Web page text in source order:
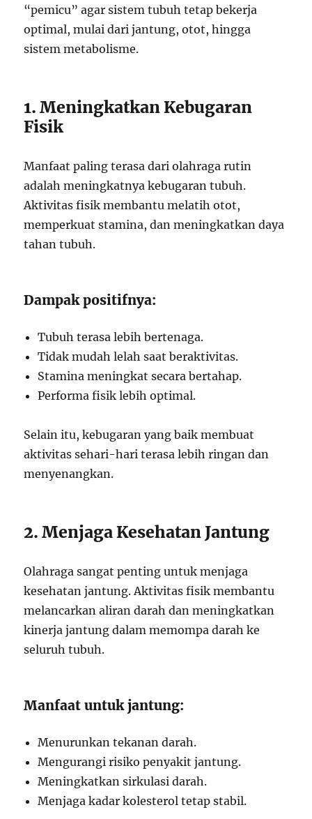
“pemicu” agar sistem tubuh tetap bekerja
optimal, mulai dari jantung, otot, hingga
sistem metabolisme.
1. Meningkatkan Kebugaran
Fisik
Manfaat paling terasa dari olahraga rutin
adalah meningkatnya kebugaran tubuh.
Aktivitas fisik membantu melatih otot,
memperkuat stamina, dan meningkatkan daya
tahan tubuh.
Dampak positifnya:
Tubuh terasa lebih bertenaga.
Tidak mudah lelah saat beraktivitas.
Stamina meningkat secara bertahap.
Performa fisik lebih optimal.
Selain itu, kebugaran yang baik membuat
aktivitas sehari-hari terasa lebih ringan dan
menyenangkan.
2. Menjaga Kesehatan Jantung
Olahraga sangat penting untuk menjaga
kesehatan jantung. Aktivitas fisik membantu
melancarkan aliran darah dan meningkatkan
kinerja jantung dalam memompa darah ke
seluruh tubuh.
Manfaat untuk jantung:
Menurunkan tekanan darah.
Mengurangi risiko penyakit jantung.
Meningkatkan sirkulasi darah.
Menjaga kadar kolesterol tetap stabil.